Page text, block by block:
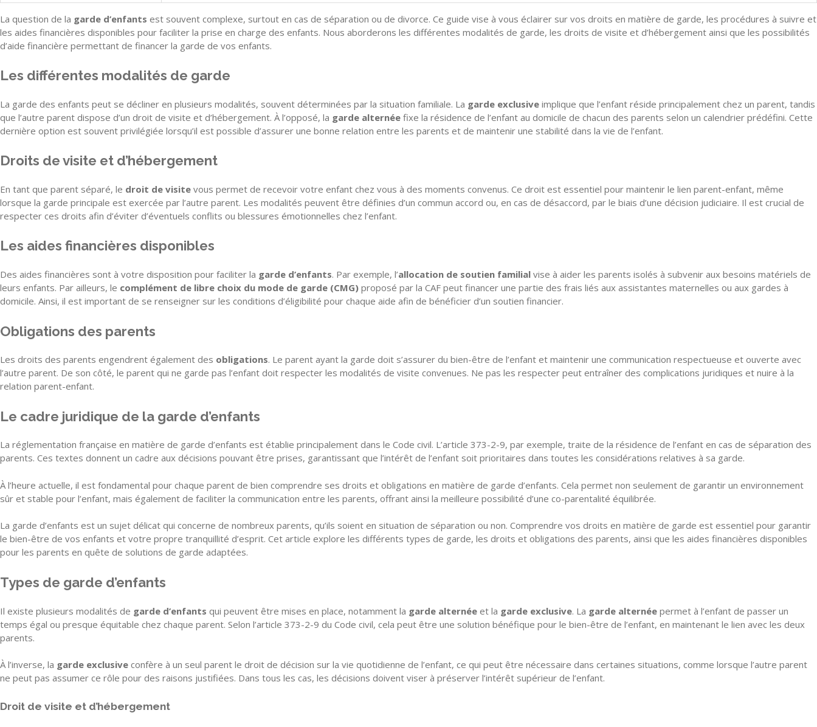
La question de la garde d’enfants est souvent complexe, surtout en cas de séparation ou de divorce. Ce guide vise à vous éclairer sur vos droits en matière de garde, les procédures à suivre et
les aides financières disponibles pour faciliter la prise en charge des enfants. Nous aborderons les différentes modalités de garde, les droits de visite et d’hébergement ainsi que les possibilités
d’aide financière permettant de financer la garde de vos enfants.
Les différentes modalités de garde
La garde des enfants peut se décliner en plusieurs modalités, souvent déterminées par la situation familiale. La garde exclusive implique que l’enfant réside principalement chez un parent, tandis
que l’autre parent dispose d’un droit de visite et d’hébergement. À l’opposé, la garde alternée fixe la résidence de l’enfant au domicile de chacun des parents selon un calendrier prédéfini. Cette
dernière option est souvent privilégiée lorsqu’il est possible d’assurer une bonne relation entre les parents et de maintenir une stabilité dans la vie de l’enfant.
Droits de visite et d’hébergement
En tant que parent séparé, le droit de visite vous permet de recevoir votre enfant chez vous à des moments convenus. Ce droit est essentiel pour maintenir le lien parent-enfant, même
lorsque la garde principale est exercée par l’autre parent. Les modalités peuvent être définies d’un commun accord ou, en cas de désaccord, par le biais d’une décision judiciaire. Il est crucial de
respecter ces droits afin d’éviter d’éventuels conflits ou blessures émotionnelles chez l’enfant.
Les aides financières disponibles
Des aides financières sont à votre disposition pour faciliter la garde d’enfants. Par exemple, l’allocation de soutien familial vise à aider les parents isolés à subvenir aux besoins matériels de
leurs enfants. Par ailleurs, le complément de libre choix du mode de garde (CMG) proposé par la CAF peut financer une partie des frais liés aux assistantes maternelles ou aux gardes à
domicile. Ainsi, il est important de se renseigner sur les conditions d’éligibilité pour chaque aide afin de bénéficier d’un soutien financier.
Obligations des parents
Les droits des parents engendrent également des obligations. Le parent ayant la garde doit s’assurer du bien-être de l’enfant et maintenir une communication respectueuse et ouverte avec
l’autre parent. De son côté, le parent qui ne garde pas l’enfant doit respecter les modalités de visite convenues. Ne pas les respecter peut entraîner des complications juridiques et nuire à la
relation parent-enfant.
Le cadre juridique de la garde d’enfants
La réglementation française en matière de garde d’enfants est établie principalement dans le Code civil. L’article 373-2-9, par exemple, traite de la résidence de l’enfant en cas de séparation des
parents. Ces textes donnent un cadre aux décisions pouvant être prises, garantissant que l’intérêt de l’enfant soit prioritaires dans toutes les considérations relatives à sa garde.
À l’heure actuelle, il est fondamental pour chaque parent de bien comprendre ses droits et obligations en matière de garde d’enfants. Cela permet non seulement de garantir un environnement
sûr et stable pour l’enfant, mais également de faciliter la communication entre les parents, offrant ainsi la meilleure possibilité d’une co-parentalité équilibrée.
La garde d’enfants est un sujet délicat qui concerne de nombreux parents, qu’ils soient en situation de séparation ou non. Comprendre vos droits en matière de garde est essentiel pour garantir
le bien-être de vos enfants et votre propre tranquillité d’esprit. Cet article explore les différents types de garde, les droits et obligations des parents, ainsi que les aides financières disponibles
pour les parents en quête de solutions de garde adaptées.
Types de garde d’enfants
Il existe plusieurs modalités de garde d’enfants qui peuvent être mises en place, notamment la garde alternée et la garde exclusive. La garde alternée permet à l’enfant de passer un
temps égal ou presque équitable chez chaque parent. Selon l’article 373-2-9 du Code civil, cela peut être une solution bénéfique pour le bien-être de l’enfant, en maintenant le lien avec les deux
parents.
À l’inverse, la garde exclusive confère à un seul parent le droit de décision sur la vie quotidienne de l’enfant, ce qui peut être nécessaire dans certaines situations, comme lorsque l’autre parent
ne peut pas assumer ce rôle pour des raisons justifiées. Dans tous les cas, les décisions doivent viser à préserver l’intérêt supérieur de l’enfant.
Droit de visite et d’hébergement